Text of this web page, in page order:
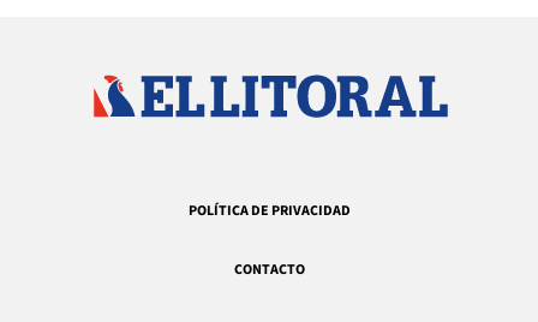
POLÍTICA DE PRIVACIDAD
CONTACTO